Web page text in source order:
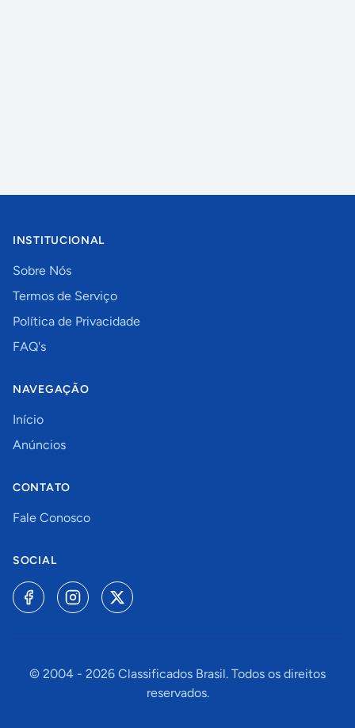
INSTITUCIONAL
Sobre Nós
Termos de Serviço
Política de Privacidade
FAQ's
NAVEGAÇÃO
Início
Anúncios
CONTATO
Fale Conosco
SOCIAL
© 2004 - 2026 Classificados Brasil. Todos os direitos
reservados.